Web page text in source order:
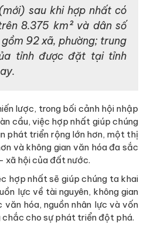
sau khi hợp nhất có
8.375 km² và dân số
92 xã, phường; trung
tỉnh được đặt tại tỉnh
lược, trong bối cảnh hội nhập
cầu, việc hợp nhất giúp chúng
phát triển rộng lớn hơn, một thị
và không gian văn hóa đa sắc
xã hội của đất nước.
hợp nhất sẽ giúp chúng ta khai
lực về tài nguyên, không gian
hóa, nguồn nhân lực và vốn
cho sự phát triển đột phá.